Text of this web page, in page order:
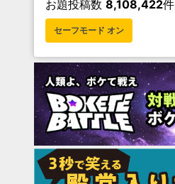
お題投稿数 8,108,422件
セーフモード オン